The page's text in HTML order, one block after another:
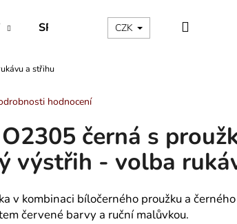
SPECIÁLNÍ KATEGORIE
CZK Hledat
a střihu
hodnocení
černá s
výstřih - volba
v kombinaci bíločerného proužku a
červené barvy a ruční malůvkou.